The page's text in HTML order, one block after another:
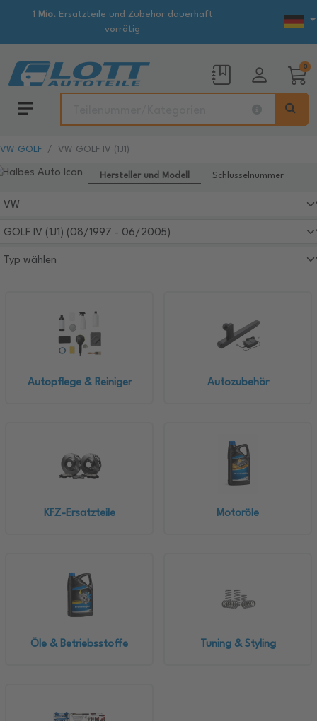
1 Mio.Ersatzteile und Zubehör dauerhaft
vorrätig
0
VW GOLF VW GOLF IV (1J1)
Hersteller und Modell Schlüsselnummer
Autopflege & Reiniger Autozubehör
KFZ-Ersatzteile Motoröle
Öle & Betriebsstoffe Tuning & Styling